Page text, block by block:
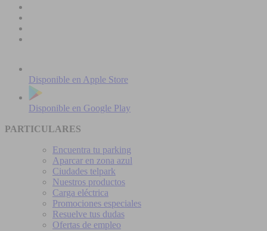
Disponible en Apple Store
Disponible en Google Play
PARTICULARES
Encuentra tu parking
Aparcar en zona azul
Ciudades telpark
Nuestros productos
Carga eléctrica
Promociones especiales
Resuelve tus dudas
Ofertas de empleo